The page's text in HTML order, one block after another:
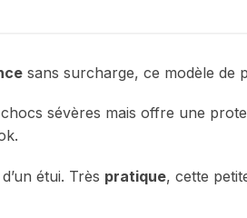
sans surcharge, ce modèle de
sévères mais offre une
étui. Très pratique, cette